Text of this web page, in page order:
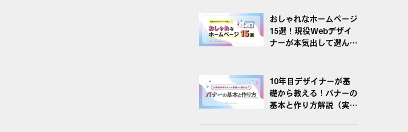
おしゃれなホームページ
15選！現役Webデザイ
ナーが本気出して選んで
10年目デザイナーが基
礎から教える！バナーの
基本と作り方解説（実例